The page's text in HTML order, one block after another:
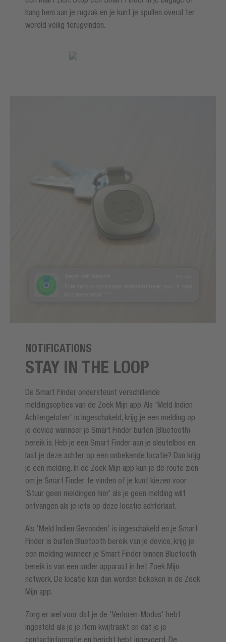
hang hem aan je rugzak en je kunt je spullen overal ter
wereld veilig terugvinden.
NOTIFICATIONS
STAY IN THE LOOP
De Smart Finder ondersteunt verschillende
meldingsopties van de Zoek Mijn app. Als 'Meld Indien
Achtergelaten' is ingeschakeld, krijg je een melding op
je device wanneer je Smart Finder buiten (Bluetooth)
bereik is. Heb je een Smart Finder aan je sleutelbos en
laat je deze achter op een onbekende locatie? Dan krijg
je een melding. In de Zoek Mijn app kun je de route zien
om je Smart Finder te vinden of je kunt kiezen voor
‘Stuur geen meldingen hier’ als je geen melding wilt
ontvangen als je iets op deze locatie achterlaat.
Als 'Meld Indien Gevonden' is ingeschakeld en je Smart
Finder is buiten Bluetooth bereik van je device, krijg je
een melding wanneer je Smart Finder binnen Bluetooth
bereik is van een ander apparaat in het Zoek Mijn
netwerk. De locatie kan dan worden bekeken in de Zoek
Mijn app.
Zorg er wel voor dat je de 'Verloren-Modus' hebt
ingesteld als je je item kwijtraakt en dat je je
contactinformatie en bericht hebt ingevoerd. De